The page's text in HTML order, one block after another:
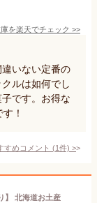
を楽天でチェック >>
いない定番の
ルは如何でし
です。お得な
！
すめコメント (1件) >
】 北海道お土産